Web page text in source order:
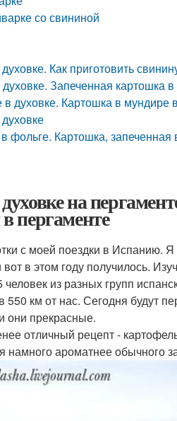
со свининой
Как приготовить
Запеченная картошка
духовке. Картошка в мундире
фольге. Картошка, запеченная
на
пергаменте
с моей поездки в Испанию. Я
в этом году получилось.
из разных групп
550 км от нас. Сегодня будут
они прекрасные.
отличный рецепт -
намного ароматнее обычного